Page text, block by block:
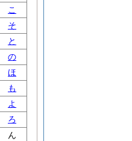
こ
そ
と
の
ほ
も
よ
ろ
ん